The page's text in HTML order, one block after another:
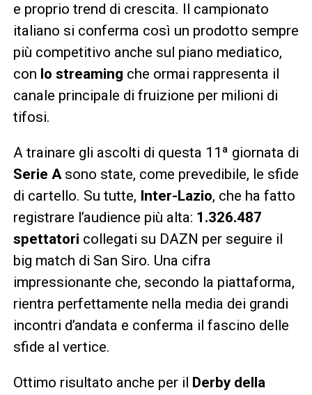
e proprio trend di crescita. Il campionato
italiano si conferma così un prodotto sempre
più competitivo anche sul piano mediatico,
con lo streaming che ormai rappresenta il
canale principale di fruizione per milioni di
tifosi.
A trainare gli ascolti di questa 11ª giornata di
Serie Asono state, come prevedibile, le sfide
di cartello. Su tutte, Inter-Lazio, che ha fatto
registrare l’audience più alta: 1.326.487
spettatori collegati su DAZN per seguire il
big match di San Siro. Una cifra
impressionante che, secondo la piattaforma,
rientra perfettamente nella media dei grandi
incontri d’andata e conferma il fascino delle
sfide al vertice.
Ottimo risultato anche per il
Derby della